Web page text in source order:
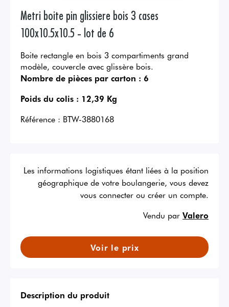
Metri boite pin glissiere bois 3 cases
100x10.5x10.5 - lot de 6
Boite rectangle en bois 3 compartiments grand
modèle, couvercle avec glissère bois.
Nombre de pièces par carton : 6
Poids du colis : 12,39 Kg
Référence : BTW-3880168
Les informations logistiques étant liées à la position
géographique de votre boulangerie, vous devez
vous connecter ou créer un compte.
Vendu par Valero
Voir le prix
Description du produit